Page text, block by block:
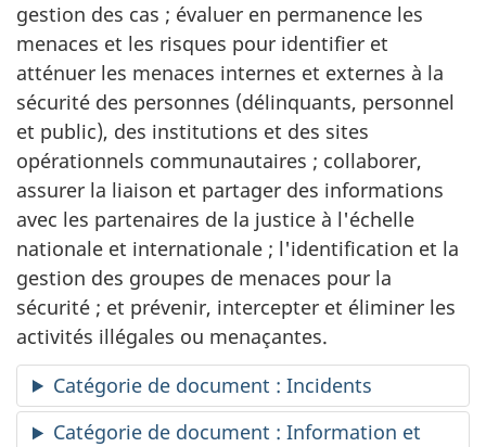
gestion des cas ; évaluer en permanence les
menaces et les risques pour identifier et
atténuer les menaces internes et externes à la
sécurité des personnes (délinquants, personnel
et public), des institutions et des sites
opérationnels communautaires ; collaborer,
assurer la liaison et partager des informations
avec les partenaires de la justice à l'échelle
nationale et internationale ; l'identification et la
gestion des groupes de menaces pour la
sécurité ; et prévenir, intercepter et éliminer les
activités illégales ou menaçantes.
Catégorie de document : Incidents
Catégorie de document : Information et